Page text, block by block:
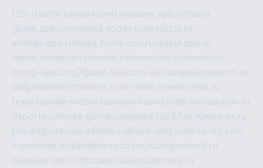
t25-tractor.ru nashicveti.rualutex.spb.rufas.ru
gbmk.spb.ru romania-today.ru novoizol.ru
airheat-spb.rufisika.home.nov.ruorakul.spb.ru
demo.home.nov.ru mnso.ru home.nov.rucemko.ru
comp-land.org 7gazet.rubicom-oil.rusuperiorsearch.ru
bulgarianedvizhimost.rusn-hram.rusenovosti.ru
fexer.rusnite-mebel.ruanamvkusno.rutechnosaratov.ru
0sporte.ru9rota-game.rubigbad.ru227gp.ruwes-ex.ru
pro-kirpichi.ru israelsale.rublack-lady.rustroy-db.com
mynances.org ladalike.ruzozor.rudvigremont.ru
odnokartinki.ru htccare.rublogizotovoy.ru